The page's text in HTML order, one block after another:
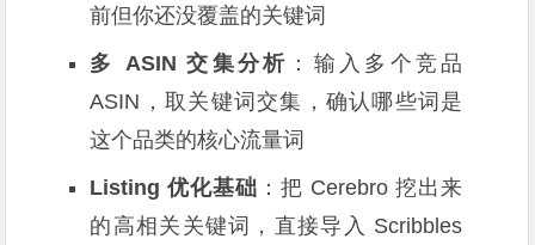
前但你还没覆盖的关键词
多 ASIN 交集分析 ：输入多个竞品
ASIN，取关键词交集，确认哪些词是
这个品类的核心流量词
Listing 优化基础 ：把 Cerebro 挖出来
的高相关关键词，直接导入 Scribbles